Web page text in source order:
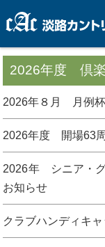
2026年度 倶楽
2026年８月 月例
2026年度 開場63
2026年 シニア・
お知らせ
クラブハンディキ